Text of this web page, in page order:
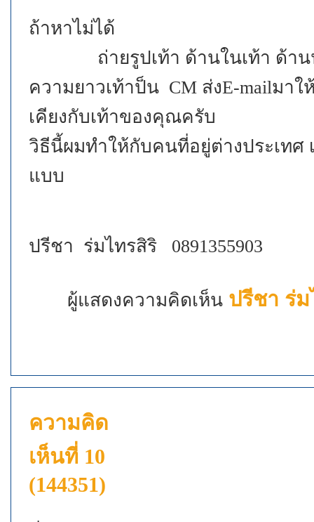
ถ้าหาไม่ได้
ถ่ายรูปเท้า ด้านในเท้า ด้านน
ความยาวเท้าป็น CM ส่งE-mailมา
เคียงกับเท้าของคุณครับ
วิธีนี้ผมทำให้กับคนที่อยู่ต่างประเทศ
แบบ
ปรีชา ร่มไทรสิริ 0891355903
ผู้แสดงความคิดเห็น ปรีชา ร่ม
ความคิด
เห็นที่ 10
(144351)